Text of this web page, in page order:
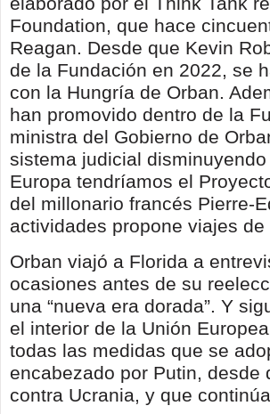
Foundation, que hace
Reagan. Desde que Kevin
de la Fundación en 2022, se
con la Hungría de Orban.
han promovido dentro de la
ministra del Gobierno de
sistema judicial
Europa tendríamos el
del millonario francés Pierre-
actividades propone viajes
Orban viajó a Florida a
ocasiones antes de su
una “nueva era dorada”. Y
el interior de la Unión
todas las medidas que se
encabezado por Putin,
contra Ucrania, y que